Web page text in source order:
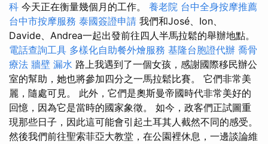
科 今天正在衡量幾個月的工作。 養老院 台中全身按摩推薦
台中市按摩服務 泰國簽證申請 我們和José、Ion、
Davide、Andrea一起出發前往四人半馬拉鬆的舉辦地點。
電話查詢工具 多樣化自助餐外燴服務 基隆台胞證代辦 喬骨
療法 牆壁 漏水 路上我遇到了一個女孩，感謝國際移民辦公
室的幫助，她也將參加四分之一馬拉鬆比賽。 它們非常美
麗，隨處可見。 此外，它們是奧斯曼帝國時代非常美好的
回憶，因為它是當時的國家象徵。 如今，政客們正試圖重
現那些日子，因此這可能會引起土耳其人截然不同的感受。
然後我們前往聖索菲亞大教堂，在公園裡休息，一邊談論維